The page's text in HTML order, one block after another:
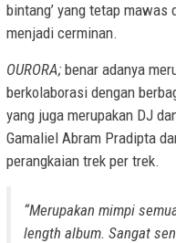
bintang’ yang tetap
menjadi cerminan.
OURORA;benar adanya
berkolaborasi dengan
yang juga merupakan DJ
Gamaliel Abram Pradipta
perangkaian trek per trek.
“Merupakan mimpi
length album. Sangat